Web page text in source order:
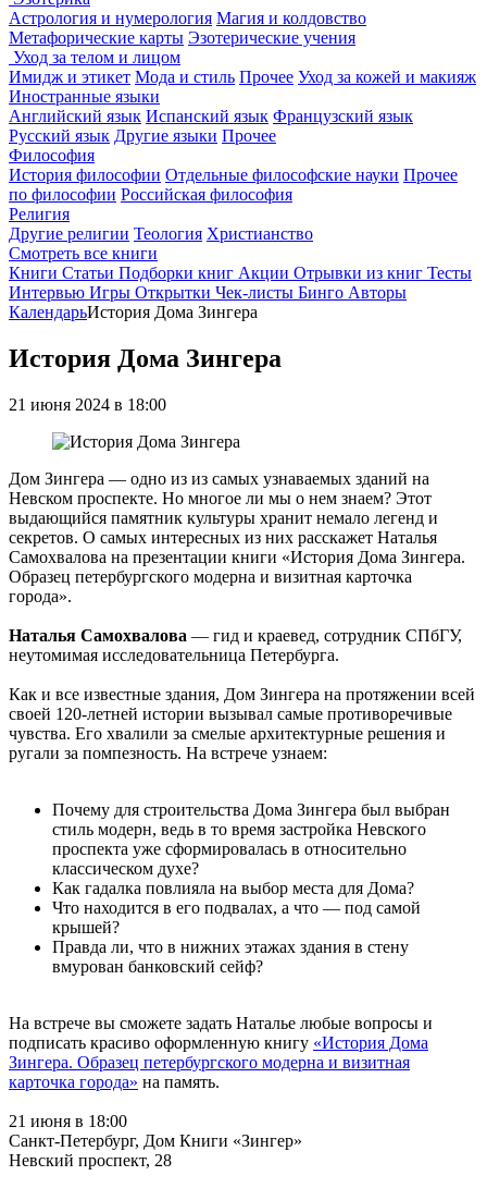
Астрология и нумерология Магия и колдовство
Метафорические карты Эзотерические учения
Уход за телом и лицом
Имидж и этикет Мода и стиль Прочее Уход за кожей и макияж
Иностранные языки
Английский язык Испанский язык Французский язык
Русский язык Другие языки Прочее
Философия
История философии Отдельные философские науки Прочее
по философии Российская философия
Религия
Другие религии Теология Христианство
Смотреть все книги
Книги Статьи Подборки книг Акции Отрывки из книг Тесты
Интервью Игры Открытки Чек-листы Бинго Авторы
КалендарьИстория Дома Зингера
История Дома Зингера
21 июня 2024 в 18:00
Дом Зингера — одно из из самых узнаваемых зданий на
Невском проспекте. Но многое ли мы о нем знаем? Этот
выдающийся памятник культуры хранит немало легенд и
секретов. О самых интересных из них расскажет Наталья
Самохвалова на презентации книги «История Дома Зингера.
Образец петербургского модерна и визитная карточка
города».
Наталья Самохвалова — гид и краевед, сотрудник СПбГУ,
неутомимая исследовательница Петербурга.
Как и все известные здания, Дом Зингера на протяжении всей
своей 120-летней истории вызывал самые противоречивые
чувства. Его хвалили за смелые архитектурные решения и
ругали за помпезность. На встрече узнаем:
Почему для строительства Дома Зингера был выбран
стиль модерн, ведь в то время застройка Невского
проспекта уже сформировалась в относительно
классическом духе?
Как гадалка повлияла на выбор места для Дома?
Что находится в его подвалах, а что — под самой
крышей?
Правда ли, что в нижних этажах здания в стену
вмурован банковский сейф?
На встрече вы сможете задать Наталье любые вопросы и
подписать красиво оформленную книгу «История Дома
Зингера. Образец петербургского модерна и визитная
карточка города» на память.
21 июня в 18:00
Санкт-Петербург, Дом Книги «Зингер»
Невский проспект, 28